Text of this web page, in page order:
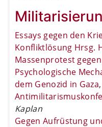
Essays gegen den
Konfliktlösung Hrsg.
Massenprotest
Psychologische
dem Genozid in Gaza,
Kaplan
Gegen Aufrüstung